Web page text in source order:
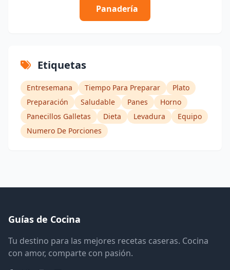
Panadería
Etiquetas
Entresemana Tiempo Para Preparar
Plato
Preparación
Saludable Panes
Horno
Panecillos Galletas
Dieta Levadura
Equipo
Numero De Porciones
Guías de Cocina
Tu destino para las mejores recetas caseras. Cocina
con amor, comparte con pasión.